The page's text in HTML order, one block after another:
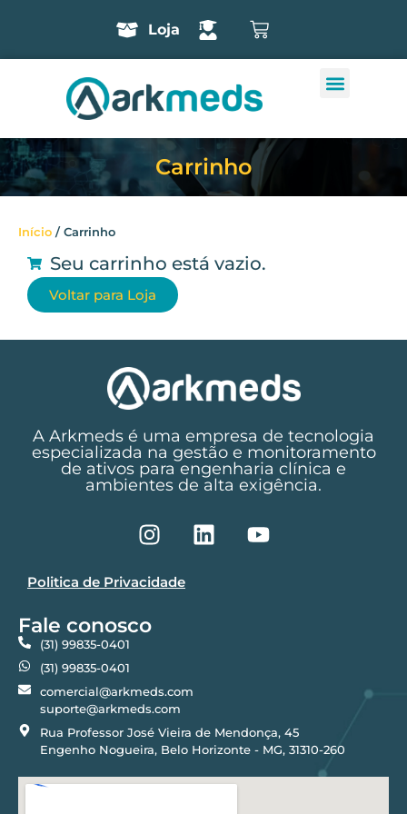
Loja
Carrinho
Início / Carrinho
Seu carrinho está vazio.
Voltar para Loja
A Arkmeds é uma empresa de tecnologia
especializada na gestão e monitoramento
de ativos para engenharia clínica e
ambientes de alta exigência.
Politica de Privacidade
Fale conosco
(31) 99835-0401
(31) 99835-0401
comercial@arkmeds.com
suporte@arkmeds.com
Rua Professor José Vieira de Mendonça, 45
Engenho Nogueira, Belo Horizonte - MG, 31310-260